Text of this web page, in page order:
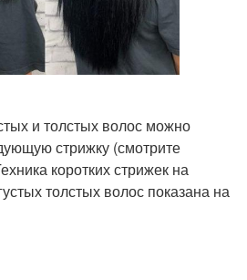
и толстых волос можно
стрижку (смотрите
коротких стрижек на
толстых волос показана на